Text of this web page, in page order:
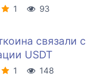
1
93
связали с
USDT
1
148